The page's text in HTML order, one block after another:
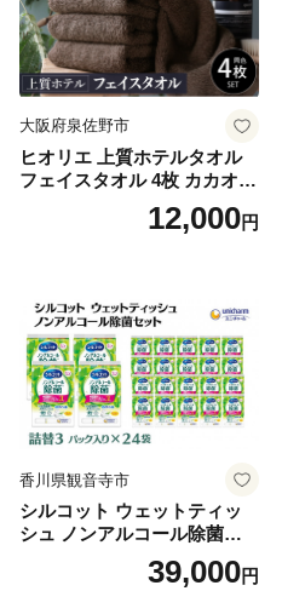
大阪府泉佐野市
ヒオリエ 上質ホテルタオル
フェイスタオル 4枚 カカオ
【タオル 泉州タオル 吸水 普
段使い 無地 シンプル 日用品
12,000円
香川県観音寺市
シルコット ウェットティッ
シュ ノンアルコール除菌詰
替（43枚×3P）×24袋 日用品
おもちゃ 拭き取り 手拭き 外
39,000円